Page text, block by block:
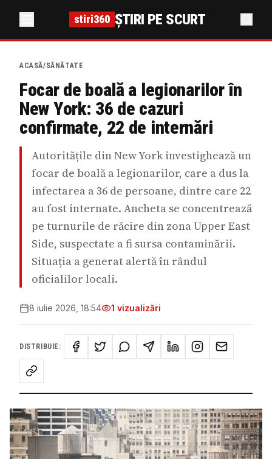
stiri360 ȘTIRI PE SCURT
ACASĂ/SĂNĂTATE
Focar de boală a legionarilor în
New York: 36 de cazuri
confirmate, 22 de internări
Autoritățile din New York investighează un
focar de boală a legionarilor, care a dus la
infectarea a 36 de persoane, dintre care 22
au fost internate. Ancheta se concentrează
pe turnurile de răcire din zona Upper East
Side, suspectate a fi sursa contaminării.
Situația a generat alertă în rândul
oficialilor locali.
8 iulie 2026, 18:54 1 vizualizări
DISTRIBUIE: